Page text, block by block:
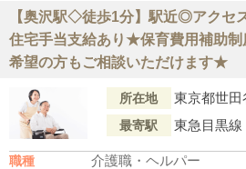
【奥沢駅◇徒歩1分】駅近◎アクセ
住宅手当支給あり★保育費用補助
希望の方もご相談いただけます★
所在地 東京都世田
最寄駅 東急目黒線
職種 介護職・ヘルパー